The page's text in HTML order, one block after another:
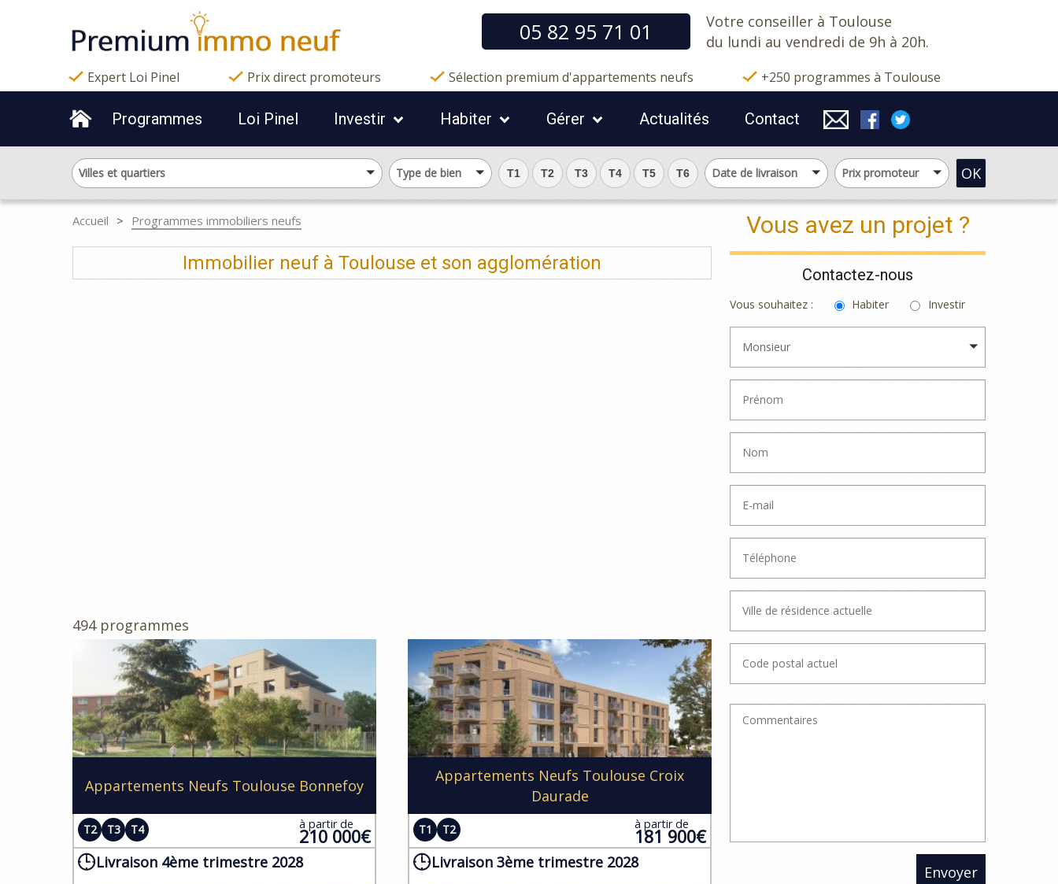
05 82 95 71 01
Votre conseiller à Toulouse
du lundi au vendredi de 9h à 20h.
Expert Loi Pinel Prix direct promoteurs Sélection premium d'appartements neufs +250 programmes à Toulouse
Programmes Loi Pinel Investir Habiter Gérer Actualités Contact
Villes et quartiers Type de bien T1 T2 T3 T4 T5 T6 Date de livraison Prix promoteur OK
Accueil Programmes immobiliers neufs
Immobilier neuf à Toulouse et son agglomération
494 programmes
Appartements Neufs Toulouse Bonnefoy
T2 T3 T4 à partir de
210 000€
Livraison 4ème trimestre 2028
Appartements Neufs Toulouse Croix
Daurade
T1 T2 à partir de
181 900€
Livraison 3ème trimestre 2028
Vous avez un projet ?
Contactez-nous
Vous souhaitez : Habiter Investir
Monsieur
Envoyer